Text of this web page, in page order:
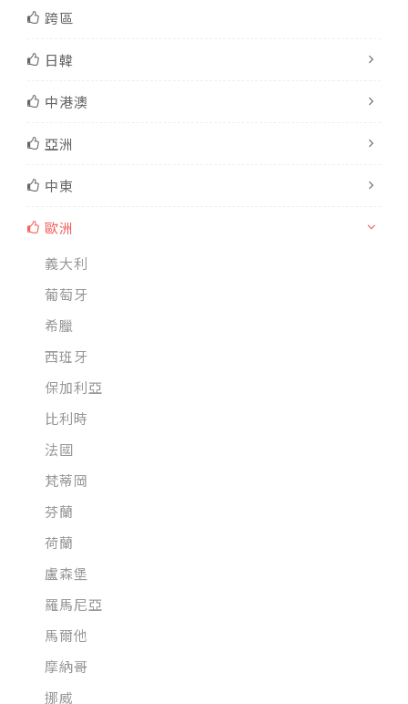
跨區
日韓
中港澳
亞洲
中東
歐洲
義大利
葡萄牙
希臘
西班牙
保加利亞
比利時
法國
梵蒂岡
芬蘭
荷蘭
盧森堡
羅馬尼亞
馬爾他
摩納哥
挪威